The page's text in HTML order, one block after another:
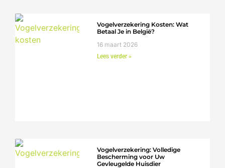
Vogelverzekering Kosten: Wat
Betaal Je in België?
16 maart 2026
Lees verder »
Vogelverzekering: Volledige
Bescherming voor Uw
Gevleugelde Huisdier